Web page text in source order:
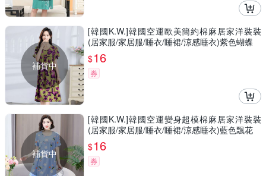
補貨中
[韓國K.W.]韓國空運歐美簡約棉麻居家洋裝裝
(居家服/家居服/睡衣/睡裙/涼感睡衣)紫色蝴蝶
$16
券
補貨中
[韓國K.W.]韓國空運變身超模棉麻居家洋裝裝
(居家服/家居服/睡衣/睡裙/涼感睡衣)藍色飄花
$16
券